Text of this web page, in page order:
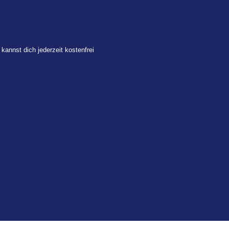
dich jederzeit kostenfrei